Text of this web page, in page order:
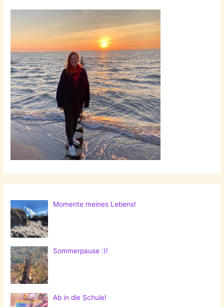
Momente meines Lebens!
Sommerpause :)!
Ab in die Schule!